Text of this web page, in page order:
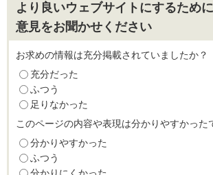
より良いウェブサイトにするため
意見をお聞かせください
お求めの情報は充分掲載されていましたか？
充分だった
ふつう
足りなかった
このページの内容や表現は分かりやすかった
分かりやすかった
ふつう